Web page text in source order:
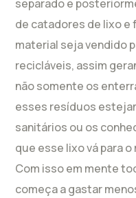
separado e
de catadores de lixo e
material seja vendido
recicláveis, assim
não somente os
esses resíduos
sanitários ou os
que esse lixo vá para
Com isso em mente
começa a gastar